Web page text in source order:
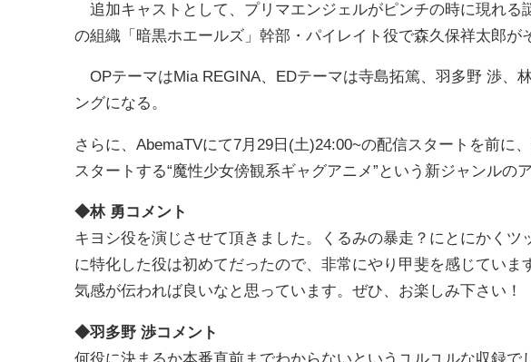
追加キャストとして、プリマエンジェルがピンチの時に現れる
の組織「暗黒ホエールズ」幹部・パイレイト役で森久保祥太郎が
OPテーマはMia REGINA、EDテーマは寺島拓篤、羽多野 渉、
ングになる。
さらに、AbemaTVにて7月29日(土)24:00~の配信スタートを前
スタートする“魔性少女傍観系ギャグアニメ”という新ジャンルの
◆林 勇コメント
キヨシ役を演じさせて頂きました。くるみの暴走？にとにかくツ
に特化した役は初めてだったので、非常にやり甲斐を感じてい
気感が伝われば良いなと思っています。ぜひ、お楽しみ下さい！
◆羽多野 渉コメント
何役に決まるか本番直前までわからないというユルユルな収録